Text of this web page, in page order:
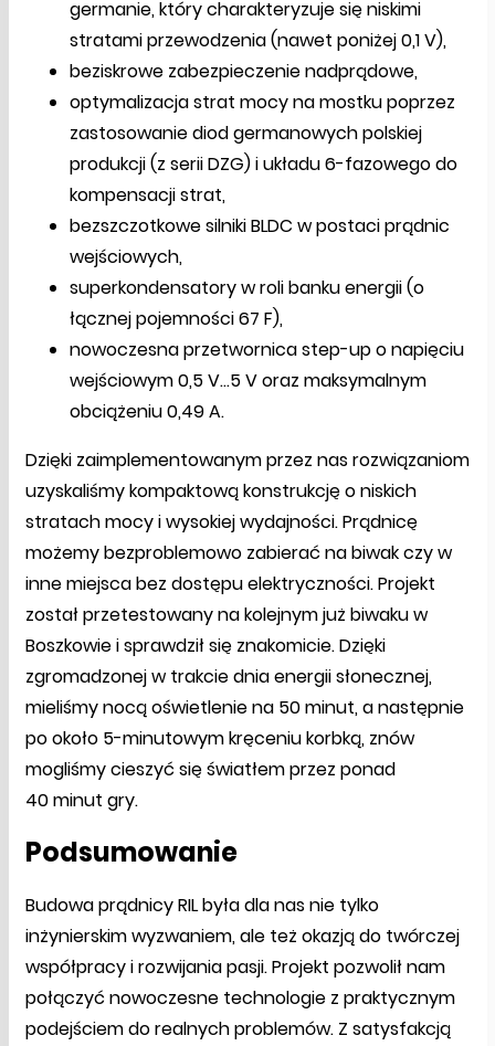
germanie, który charakteryzuje się niskimi
stratami przewodzenia (nawet poniżej 0,1 V),
beziskrowe zabezpieczenie nadprądowe,
optymalizacja strat mocy na mostku poprzez
zastosowanie diod germanowych polskiej
produkcji (z serii DZG) i układu 6-fazowego do
kompensacji strat,
bezszczotkowe silniki BLDC w postaci prądnic
wejściowych,
superkondensatory w roli banku energii (o
łącznej pojemności 67 F),
nowoczesna przetwornica step-up o napięciu
wejściowym 0,5 V...5 V oraz maksymalnym
obciążeniu 0,49 A.
Dzięki zaimplementowanym przez nas rozwiązaniom
uzyskaliśmy kompaktową konstrukcję o niskich
stratach mocy i wysokiej wydajności. Prądnicę
możemy bezproblemowo zabierać na biwak czy w
inne miejsca bez dostępu elektryczności. Projekt
został przetestowany na kolejnym już biwaku w
Boszkowie i sprawdził się znakomicie. Dzięki
zgromadzonej w trakcie dnia energii słonecznej,
mieliśmy nocą oświetlenie na 50 minut, a następnie
po około 5-minutowym kręceniu korbką, znów
mogliśmy cieszyć się światłem przez ponad
40 minut gry.
Podsumowanie
Budowa prądnicy RIL była dla nas nie tylko
inżynierskim wyzwaniem, ale też okazją do twórczej
współpracy i rozwijania pasji. Projekt pozwolił nam
połączyć nowoczesne technologie z praktycznym
podejściem do realnych problemów. Z satysfakcją